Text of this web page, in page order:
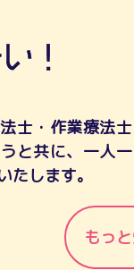
士・作業療法
と共に、一人
たします。
もっ